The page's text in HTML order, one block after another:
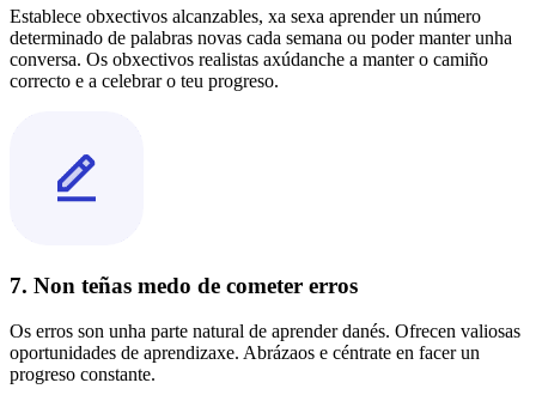
Establece obxectivos alcanzables, xa sexa aprender un número
determinado de palabras novas cada semana ou poder manter unha
conversa. Os obxectivos realistas axúdanche a manter o camiño
correcto e a celebrar o teu progreso.
7. Non teñas medo de cometer erros
Os erros son unha parte natural de aprender danés. Ofrecen valiosas
oportunidades de aprendizaxe. Abrázaos e céntrate en facer un
progreso constante.